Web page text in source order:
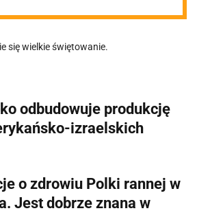
się wielkie świętowanie.
odbudowuje produkcję
izraelskich
o zdrowiu Polki rannej w
Jest dobrze znana w